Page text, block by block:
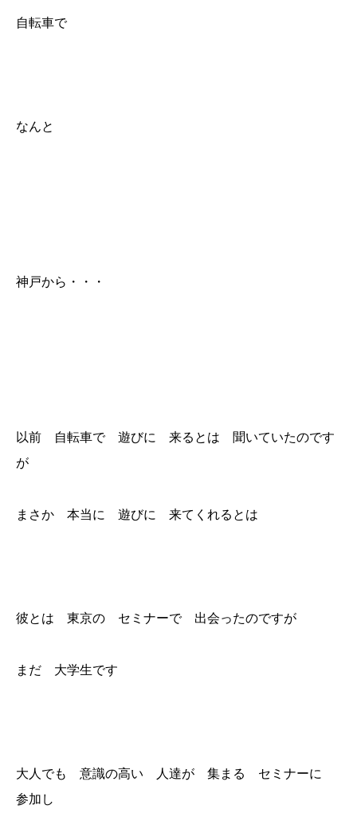
自転車で
なんと
神戸から・・・
以前 自転車で 遊びに 来るとは 聞いていたのです
が
まさか 本当に 遊びに 来てくれるとは
彼とは 東京の セミナーで 出会ったのですが
まだ 大学生です
大人でも 意識の高い 人達が 集まる セミナーに
参加し